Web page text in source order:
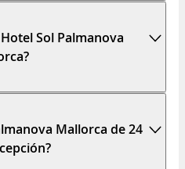
Sol Palmanova
Mallorca de 24